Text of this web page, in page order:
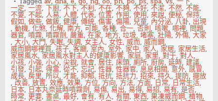
布
置
利
事
業、
學
業？
一定,一流,下廚,不下,不利,不在,不夠,不好,不潔,不然,不能,
不要,不起,人易,人體,代表,位置,作用,使用,來說,便秘,保持,
假如,做些,做飯,健康,傳統,傷害,傷陽, 兒童, 內分泌, 八卦, 出現
,動機,化煞,化解,南方,可能,各種,合一,否則, 咳嗽, 哪裡, 問題,
器官, 噴霧, 噴霧劑,嚴重,在家,地方,垃圾,堵塞,壯陽,外傷,大家
,大小,大門,失眠,失調,女主人,女性,威而,威而鋼,
威而鋼哪裡買,孩子,客廳,室內,室外, 家中, 家人, 家居, 家居生活,
家居風水, 家居風水對主人的健康影響, 家庭, 家里,對于,對人,
小孩,小強,小心,尖銳,就會,居住,床頭,廁所,廚房,延時, 建議,
引發, 引起,得當,從不,忘記,性器,性器官, 息息相關, 意外,感冒,
成長,房里,所以,才能,抑郁,抵抗,抵抗力,招來,持久,提防,擺放
, 改善,放置,效應,效果, 方位, 方向, 方法, 方面, 日常, 日常生活,
日本, 日本丸奈延時噴霧劑,易傷,易出,易得,易招,易有,是否,
時常, 更要,書桌,最好,會有,有人,有關,東西,果凍威而鋼,植物,